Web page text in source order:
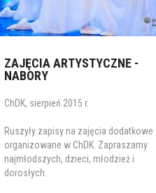
ZAJĘCIA ARTYSTYCZNE -
NABORY
ChDK, sierpień 2015 r.
Ruszyły zapisy na zajęcia dodatkowe
organizowane w ChDK. Zapraszamy
najmłodszych, dzieci, młodzież i
dorosłych.